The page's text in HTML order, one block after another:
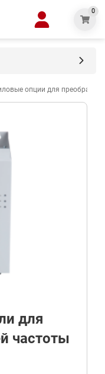
0
опции для
для
частоты